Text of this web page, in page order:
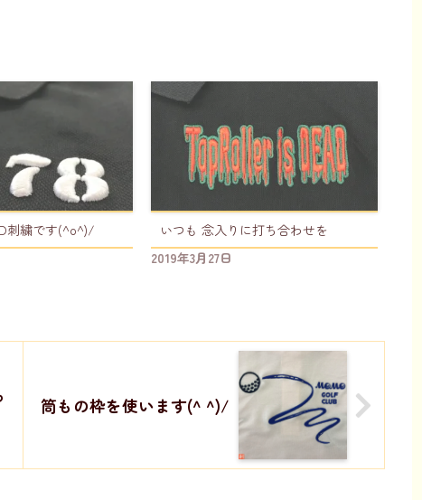
刺繍です(^o^)/
いつも 念入りに打ち合わせを
2019年3月27日
筒もの枠を使います(^ ^)/